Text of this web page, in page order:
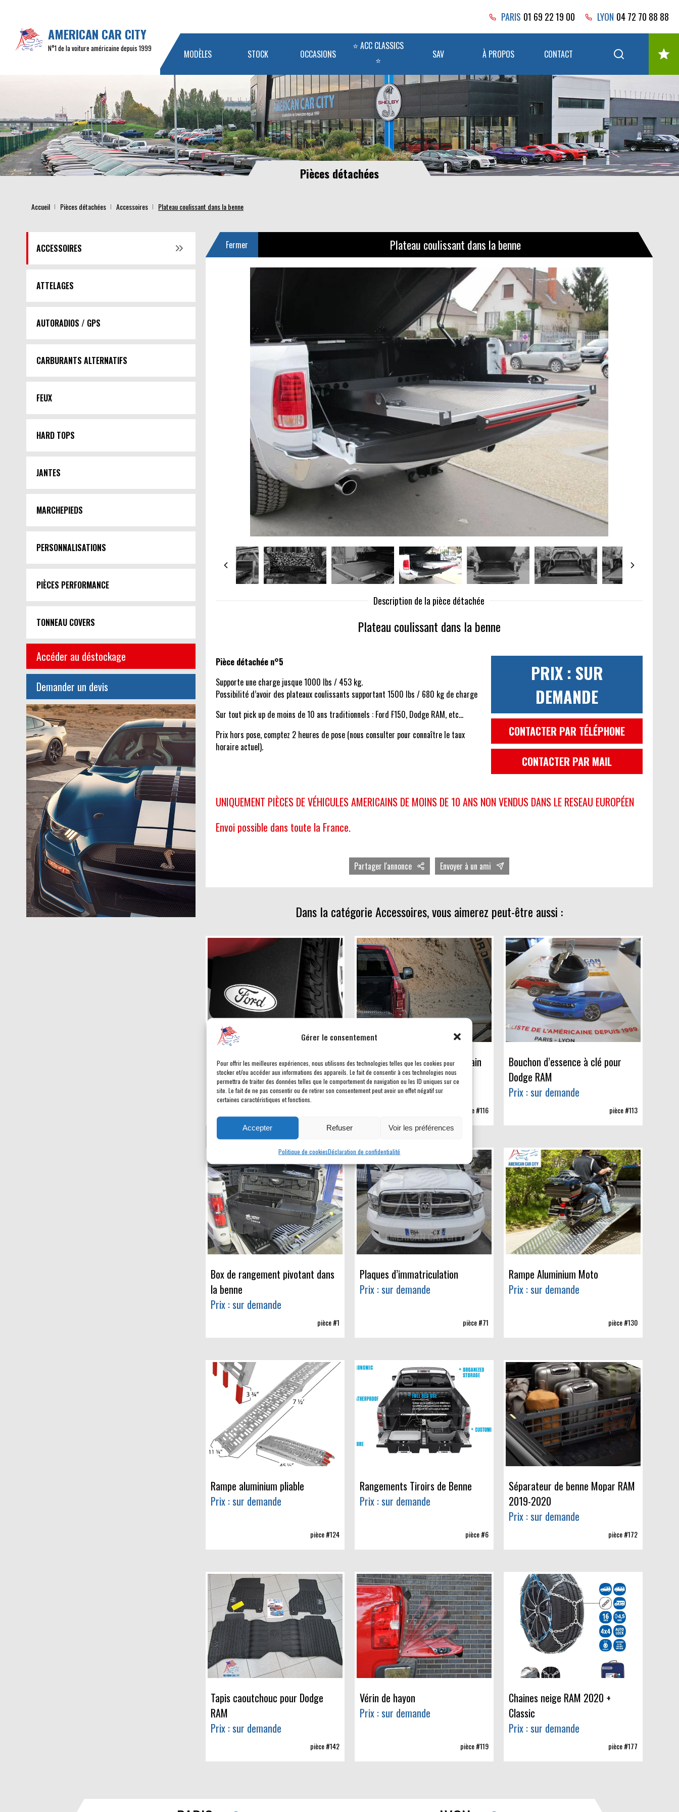
Gérer le consentement
Pour offrir les meilleures expériences, nous utilisons des technologies telles que les cookies pour
stocker et/ou accéder aux informations des appareils. Le fait de consentir à ces technologies nous
permettra de traiter des données telles que le comportement de navigation ou les ID uniques sur ce
site. Le fait de ne pas consentir ou de retirer son consentement peut avoir un effet négatif sur
certaines caractéristiques et fonctions.
Accepter Refuser Voir les préférences
Politique de cookiesDéclaration de confidentialité
AMERICAN CAR CITY
N°1 de la voiture américaine depuis 1999
PARIS 01 69 22 19 00 LYON 04 72 70 88 88
MODÈLES STOCK OCCASIONS
⭐ ACC CLASSICS
⭐
SAV À PROPOS CONTACT
Pièces détachées
Accueil Pièces détachées Accessoires Plateau coulissant dans la benne
ACCESSOIRES
ATTELAGES
AUTORADIOS / GPS
CARBURANTS ALTERNATIFS
FEUX
HARD TOPS
JANTES
MARCHEPIEDS
PERSONNALISATIONS
PIÈCES PERFORMANCE
TONNEAU COVERS
Accéder au déstockage
Demander un devis
Fermer Plateau coulissant dans la benne
Description de la pièce détachée
Plateau coulissant dans la benne
Pièce détachée n°5
Supporte une charge jusque 1000 lbs / 453 kg.
Possibilité d’avoir des plateaux coulissants supportant 1500 lbs / 680 kg de charge
Sur tout pick up de moins de 10 ans traditionnels : Ford F150, Dodge RAM, etc…
Prix hors pose, comptez 2 heures de pose (nous consulter pour connaître le taux
horaire actuel).
PRIX : SUR
DEMANDE
CONTACTER PAR TÉLÉPHONE
CONTACTER PAR MAIL
UNIQUEMENT PIÈCES DE VÉHICULES AMERICAINS DE MOINS DE 10 ANS NON VENDUS DANS LE RESEAU EUROPÉEN
Envoi possible dans toute la France.
Partager l'annonce Envoyer à un ami
Dans la catégorie Accessoires, vous aimerez peut-être aussi :
Bavettes garde boue Ford
Prix : sur demande
Bedliner pour Pick-Up américain
Prix : sur demande
pièce #116
Bouchon d’essence à clé pour
Dodge RAM
Prix : sur demande
pièce #113
Box de rangement pivotant dans
la benne
Prix : sur demande
pièce #1
Plaques d’immatriculation
Prix : sur demande
pièce #71
Rampe Aluminium Moto
Prix : sur demande
pièce #130
Rampe aluminium pliable
Prix : sur demande
pièce #124
Rangements Tiroirs de Benne
Prix : sur demande
pièce #6
Séparateur de benne Mopar RAM
2019-2020
Prix : sur demande
pièce #172
Tapis caoutchouc pour Dodge
RAM
Prix : sur demande
pièce #142
Vérin de hayon
Prix : sur demande
pièce #119
Chaines neige RAM 2020 +
Classic
Prix : sur demande
pièce #177